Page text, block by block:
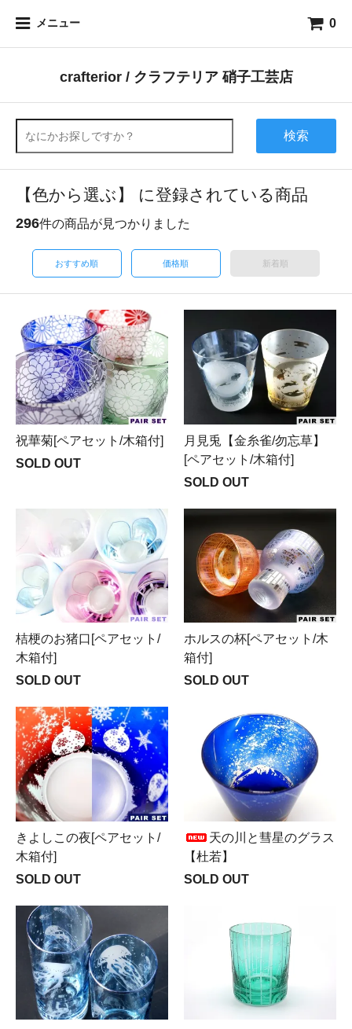
メニュー 0
crafterior / クラフテリア 硝子工芸店
検索
【色から選ぶ】 に登録されている商品
296件の商品が見つかりました
おすすめ順 価格順 新着順
祝華菊[ペアセット/木箱付]
SOLD OUT
月見兎【金糸雀/勿忘草】
[ペアセット/木箱付]
SOLD OUT
桔梗のお猪口[ペアセット/
木箱付]
SOLD OUT
ホルスの杯[ペアセット/木
箱付]
SOLD OUT
きよしこの夜[ペアセット/
木箱付]
SOLD OUT
天の川と彗星のグラス
【杜若】
SOLD OUT